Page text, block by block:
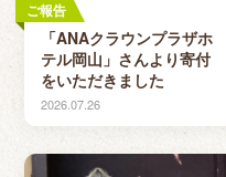
ご報告
「ANAクラウンプラザホ
テル岡山」さんより寄付
をいただきました
2026.07.26